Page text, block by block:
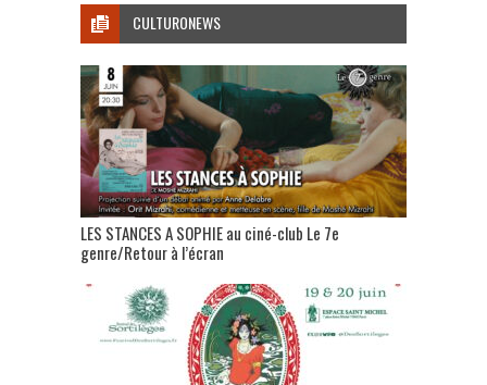
CULTURONEWS
LES STANCES A SOPHIE au ciné-club Le 7e
genre/Retour à l’écran